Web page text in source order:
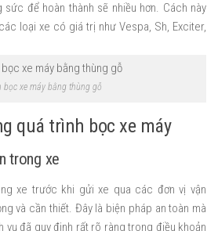
để hoàn thành sẽ nhiều hơn. Cách này
loại xe có giá trị như Vespa, Sh, Exciter,
bọc xe máy bằng thùng gỗ
quá trình bọc xe máy
trong xe
xe trước khi gửi xe qua các đơn vị vận
và cần thiết. Đây là biện pháp an toàn mà
đã quy định rất rõ ràng trong điều khoản